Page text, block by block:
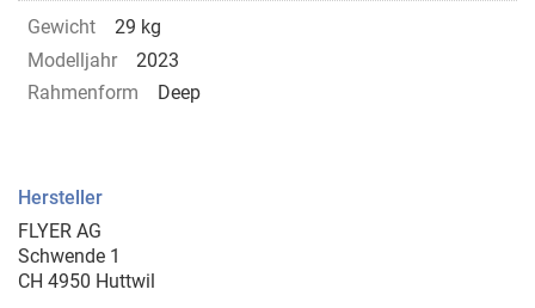
Gewicht
29 kg
Modelljahr
2023
Rahmenform
Deep
Hersteller
FLYER AG
Schwende 1
CH 4950 Huttwil